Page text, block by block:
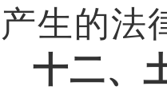
产生的法
十二、